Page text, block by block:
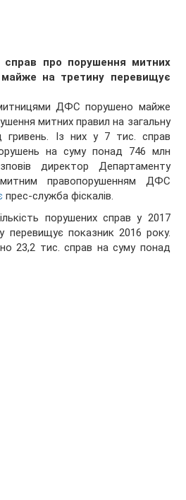
справ про порушення митних
на третину перевищує
ДФС порушено майже
митних правил на загальну
Із них у 7 тис. справ
на суму понад 746 млн
директор Департаменту
митним правопорушенням ДФС
прес-служба фіскалів.
порушених справ у 2017
перевищує показник 2016 року.
23,2 тис. справ на суму понад